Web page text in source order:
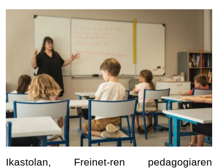
Ikastolan, Freinet-ren pedagogiaren